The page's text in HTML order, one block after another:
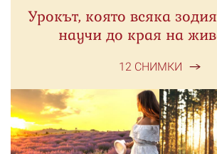
Урокът, която всяка
научи до края на
12 СНИМКИ